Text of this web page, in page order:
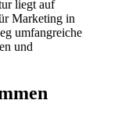
liegt auf
Marketing in
umfangreiche
und